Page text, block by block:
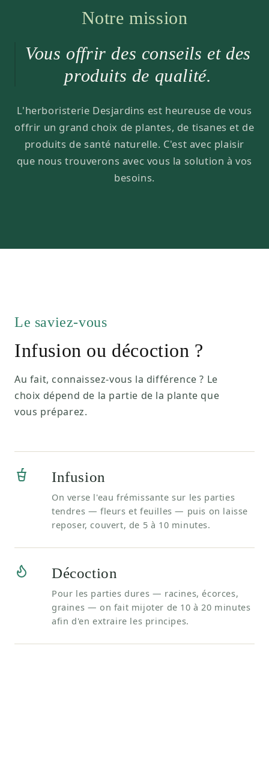
Notre mission
Vous offrir des conseils et des
produits de qualité.
L'herboristerie Desjardins est heureuse de vous
offrir un grand choix de plantes, de tisanes et de
produits de santé naturelle. C'est avec plaisir
que nous trouverons avec vous la solution à vos
besoins.
Le saviez-vous
Infusion ou décoction ?
Au fait, connaissez-vous la différence ? Le
choix dépend de la partie de la plante que
vous préparez.
Infusion
On verse l'eau frémissante sur les parties
tendres — fleurs et feuilles — puis on laisse
reposer, couvert, de 5 à 10 minutes.
Décoction
Pour les parties dures — racines, écorces,
graines — on fait mijoter de 10 à 20 minutes
afin d'en extraire les principes.